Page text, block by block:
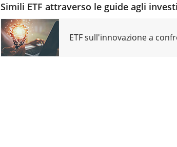
Simili ETF attraverso le guide agli
ETF sull'innovazione a